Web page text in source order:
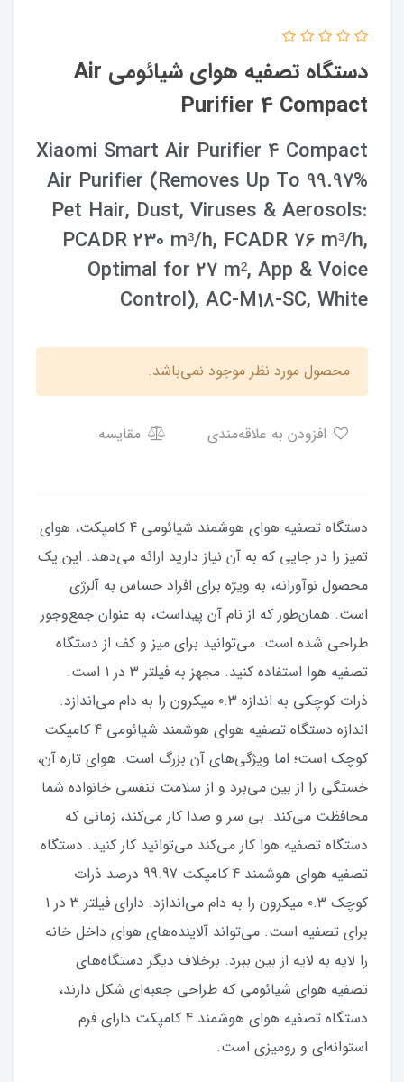
دستگاه تصفیه هوای شیائومی Air
Purifier 4 Compact
Xiaomi Smart Air Purifier 4 Compact
Air Purifier (Removes Up To 99.97%
Pet Hair, Dust, Viruses & Aerosols:
PCADR 230 m³/h, FCADR 76 m³/h,
Optimal for 27 m², App & Voice
Control), AC-M18-SC, White
محصول مورد نظر موجود نمی‌باشد.
مقایسه
دستگاه تصفیه هوای هوشمند شیائومی 4 کامپکت، هوای
تمیز را در جایی که به آن نیاز دارید ارائه می‌دهد. این یک
محصول نوآورانه، به ویژه برای افراد حساس به آلرژی
است. همان‌طور که از نام آن پیداست، به عنوان جمع‌و‌جور
طراحی شده است. می‌توانید برای میز و کف از دستگاه
تصفیه هوا استفاده کنید. مجهز به فیلتر 3 در 1 است.
ذرات کوچکی به اندازه 0.3 میکرون را به دام می‌اندازد.
اندازه دستگاه تصفیه هوای هوشمند شیائومی 4 کامپکت
کوچک است؛ اما ویژگی‌های آن بزرگ است. هوای تازه آن،
خستگی را از بین می‌برد و از سلامت تنفسی خانواده شما
محافظت می‌کند. بی سر و صدا کار می‌کند، زمانی که
دستگاه تصفیه هوا کار می‌کند می‌توانید کار کنید. دستگاه
تصفیه هوای هوشمند 4 کامپکت 99.97 درصد ذرات
کوچک 0.3 میکرون را به دام می‌اندازد. دارای فیلتر 3 در 1
برای تصفیه است. می‌تواند آلاینده‌های هوای داخل خانه
را لایه به لایه از بین ببرد. برخلاف دیگر دستگاه‌های
تصفیه هوای شیائومی که طراحی جعبه‌ای شکل دارند،
دستگاه تصفیه هوای هوشمند 4 کامپکت دارای فرم
استوانه‌ای و رومیزی است.